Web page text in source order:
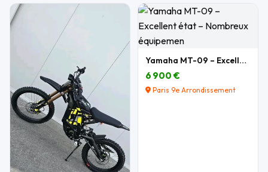
Yamaha MT-09 – Excellent état – Nombreux équipemen
6 900 €
Paris 9e Arrondissement